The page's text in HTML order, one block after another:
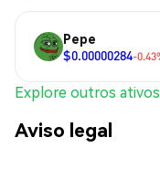
Pepe
$0.00000284-
Explore outros
Aviso legal